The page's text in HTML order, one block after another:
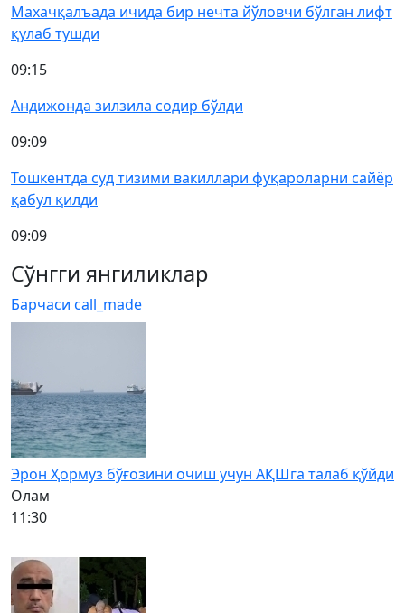
Махачқалъада ичида бир нечта йўловчи бўлган лифт
қулаб тушди
09:15
Андижонда зилзила содир бўлди
09:09
Тошкентда суд тизими вакиллари фуқароларни сайёр
қабул қилди
09:09
Сўнгги янгиликлар
Барчаси call_made
Эрон Ҳормуз бўғозини очиш учун АҚШга талаб қўйди
Олам
11:30